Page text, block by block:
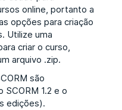
online, portanto a
opções para criação
Utilize uma
criar o curso,
arquivo .zip.
são
1.2 e o
edições).